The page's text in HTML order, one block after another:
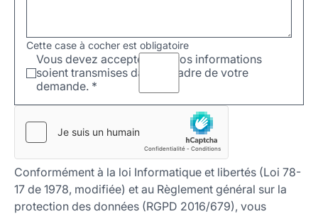
Cette case à cocher est obligatoire
Vous devez accepter que vos informations
soient transmises dans le cadre de votre
demande. *
Conformément à la loi Informatique et libertés (Loi 78-
17 de 1978, modifiée) et au Règlement général sur la
protection des données (RGPD 2016/679), vous